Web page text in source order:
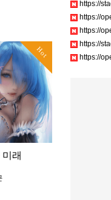
Hot
래
https://
https://
https://
https://
https://